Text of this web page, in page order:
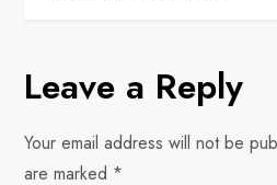
a
v
Leave a Reply
Your email address will not be
are marked *